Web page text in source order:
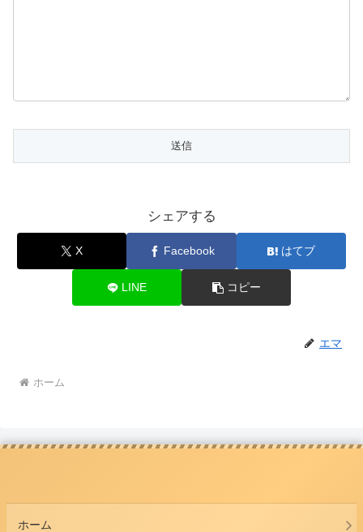
シェアする
X Facebook はてブ
LINE コピー
エマ
ホーム
ホーム